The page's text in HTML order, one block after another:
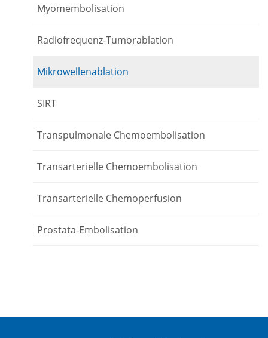
Myomembolisation
Radiofrequenz-Tumorablation
Mikrowellenablation
SIRT
Transpulmonale Chemoembolisation
Transarterielle Chemoembolisation
Transarterielle Chemoperfusion
Prostata-Embolisation